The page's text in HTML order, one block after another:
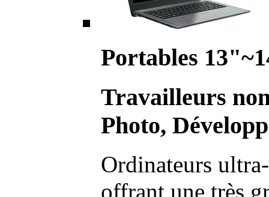
Portables
Travailleurs
Photo,
Ordinateurs
offrant une très